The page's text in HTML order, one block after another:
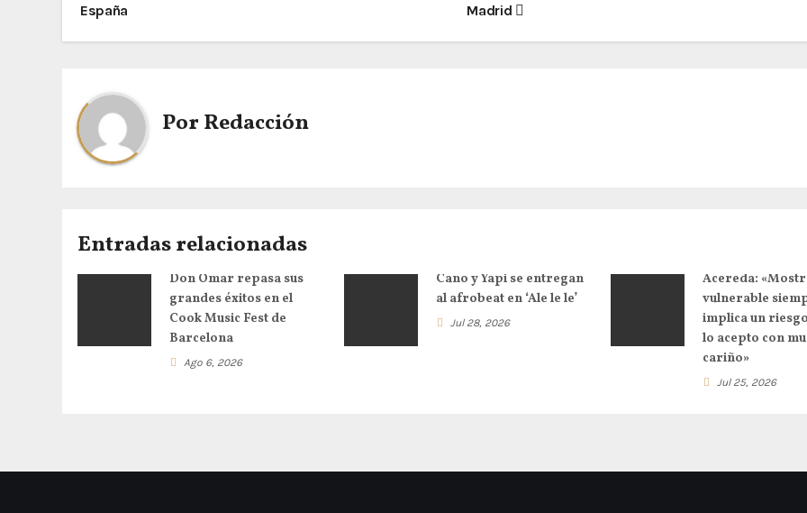
España
Madrid
PorRedacción
Entradas relacionadas
Don Omar repasa sus
grandes éxitos en el
Cook Music Fest de
Barcelona
Ago 6, 2026
Cano y Yapi se entregan
al afrobeat en ‘Ale le le’
Jul 28, 2026
Acereda:
vulnerable
implica un
lo acepto con
cariño»
Jul 25, 2026